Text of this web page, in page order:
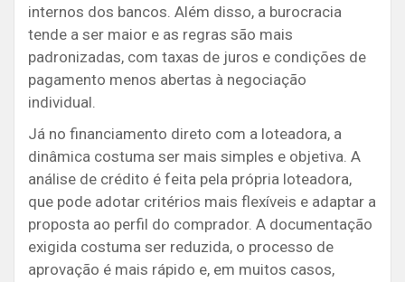
internos dos bancos. Além disso, a burocracia
tende a ser maior e as regras são mais
padronizadas, com taxas de juros e condições de
pagamento menos abertas à negociação
individual.
Já no financiamento direto com a loteadora, a
dinâmica costuma ser mais simples e objetiva. A
análise de crédito é feita pela própria loteadora,
que pode adotar critérios mais flexíveis e adaptar a
proposta ao perfil do comprador. A documentação
exigida costuma ser reduzida, o processo de
aprovação é mais rápido e, em muitos casos,